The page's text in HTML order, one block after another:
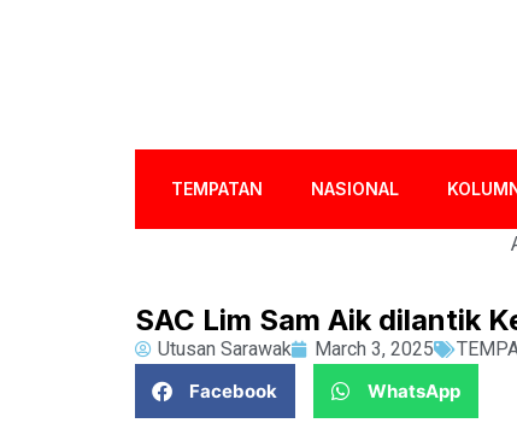
TEMPATAN NASIONAL
SAC Lim Sam Aik dilantik
Utusan Sarawak March 3, 2025
Facebook
WhatsApp